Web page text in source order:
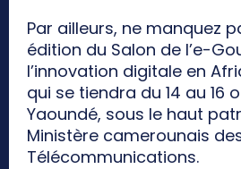
Par ailleurs, ne manquez
édition du Salon de l’e-
l’innovation digitale en
qui se tiendra du 14 au 16
Yaoundé, sous le haut
Ministère camerounais
Télécommunications.